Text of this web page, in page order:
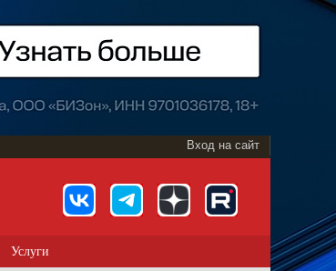
Вход на сайт
Услуги